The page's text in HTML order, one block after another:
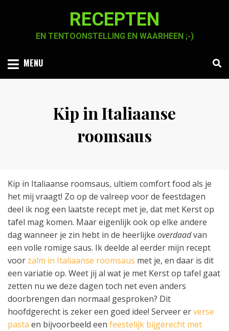
RECEPTEN
EN TENTOONSTELLING EN WAARHEEN ;-)
MENU
Kip in Italiaanse
roomsaus
Kip in Italiaanse roomsaus, ultiem comfort food als je
het mij vraagt! Zo op de valreep voor de feestdagen
deel ik nog een laatste recept met je, dat met Kerst op
tafel mag komen. Maar eigenlijk ook op elke andere
dag wanneer je zin hebt in de heerlijke overdaadvan
een volle romige saus. Ik deelde al eerder mijn recept
voor zalm in Italiaanse roomsaus met je, en daar is dit
een variatie op. Weet jij al wat je met Kerst op tafel gaat
zetten nu we deze dagen toch net even anders
doorbrengen dan normaal gesproken? Dit
hoofdgerecht is zeker een goed idee! Serveer erverse
pasta en bijvoorbeeld een feestelijk bijgerecht met